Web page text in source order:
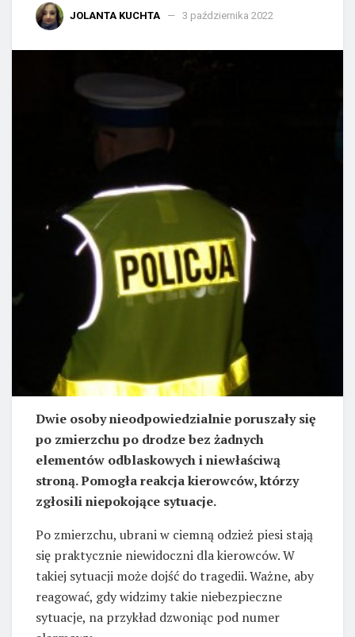
JOLANTA KUCHTA 3 października 2022
Dwie osoby nieodpowiedzialnie poruszały się
po zmierzchu po drodze bez żadnych
elementów odblaskowych i niewłaściwą
stroną. Pomogła reakcja kierowców, którzy
zgłosili niepokojące sytuacje.
Po zmierzchu, ubrani w ciemną odzież piesi stają
się praktycznie niewidoczni dla kierowców. W
takiej sytuacji może dojść do tragedii. Ważne, aby
reagować, gdy widzimy takie niebezpieczne
sytuacje, na przykład dzwoniąc pod numer